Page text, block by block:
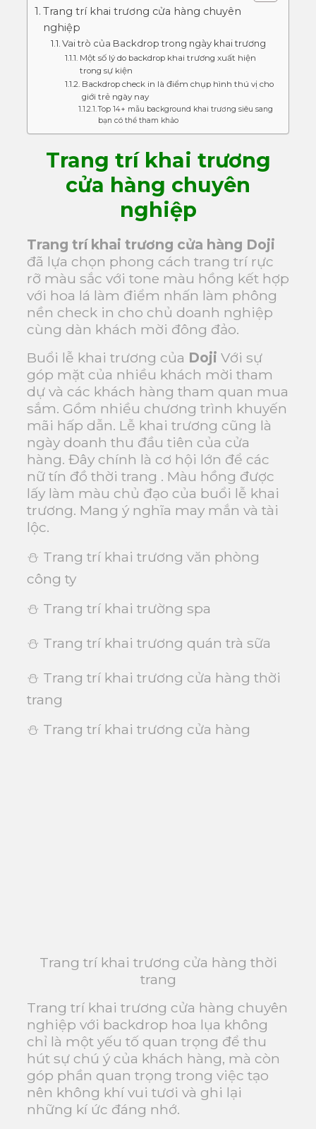
Trang trí khai trương cửa hàng chuyên
nghiệp
Vai trò của Backdrop trong ngày khai trương
Một số lý do backdrop khai trương xuất hiện
trong sự kiện
Backdrop check in là điểm chụp hình thú vị cho
giới trẻ ngày nay
Top 14+ mẫu background khai trương siêu sang
bạn có thể tham khảo
Trang trí khai trương
cửa hàng chuyên
nghiệp
Trang trí khai trương cửa hàng Doji
đã lựa chọn phong cách trang trí rực
rỡ màu sắc với tone màu hồng kết hợp
với hoa lá làm điểm nhấn làm phông
nền check in cho chủ doanh nghiệp
cùng dàn khách mời đông đảo.
Buổi lễ khai trương của Doji Với sự
góp mặt của nhiều khách mời tham
dự và các khách hàng tham quan mua
sắm. Gồm nhiều chương trình khuyến
mãi hấp dẫn. Lễ khai trương cũng là
ngày doanh thu đầu tiên của cửa
hàng. Đây chính là cơ hội lớn để các
nữ tín đồ thời trang . Màu hồng được
lấy làm màu chủ đạo của buổi lễ khai
trương. Mang ý nghĩa may mắn và tài
lộc.
⛄ Trang trí khai trương văn phòng
công ty
⛄ Trang trí khai trường spa
⛄ Trang trí khai trương quán trà sữa
⛄ Trang trí khai trương cửa hàng thời
trang
⛄ Trang trí khai trương cửa hàng
Trang trí khai trương cửa hàng thời
trang
Trang trí khai trương cửa hàng chuyên
nghiệp với backdrop hoa lụa không
chỉ là một yếu tố quan trọng để thu
hút sự chú ý của khách hàng, mà còn
góp phần quan trọng trong việc tạo
nên không khí vui tươi và ghi lại
những kí ức đáng nhớ.